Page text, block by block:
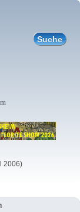
2006)